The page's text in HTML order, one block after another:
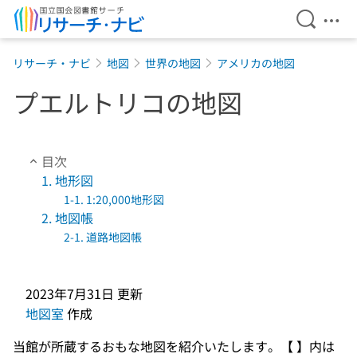
検索を
メ
リサーチ・ナビ 地図 世界の地図 アメリカの地図
プエルトリコの地図
目次
1. 地形図
1-1. 1:20,000地形図
2. 地図帳
2-1. 道路地図帳
2023年7月31日 更新
地図室 作成
当館が所蔵するおもな地図を紹介いたします。【 】内は